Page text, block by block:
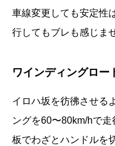
車線変更しても安定性
行してもブレも感じま
ワインディングロー
イロハ坂を彷彿させる
ングを60〜80km/hで
板でわざとハンドルを